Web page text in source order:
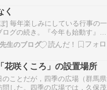
ていない。館林市文化会館の敷
く
] 毎年楽しみにしている行事の一
グの続き。『今年も始動す』
] 毎年楽しみにしている恒例行
りました。埼玉県立浦和高校文
通勤事情も…
生のブログ
花咲くころ」の設置場所
のことだが，四季の広場（群馬
問した。四季の広場では，久保